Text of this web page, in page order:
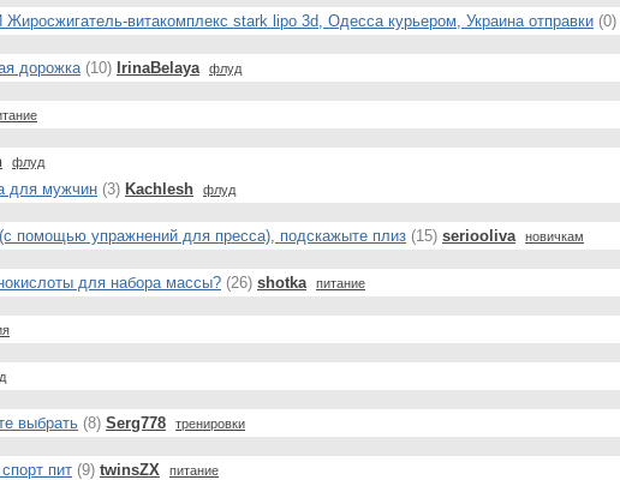
витакомплекс stark lipo 3d, Одесса курьером, Украина отправки (0)
дорожка (10) IrinaBelaya
флуд
флуд
для мужчин (3) Kachlesh
флуд
помощью упражнений для пресса), подскажыте плиз (15) seriooliva
новичкам
для набора массы? (26) shotka
питание
выбрать (8) Serg778
тренировки
пит (9) twinsZX
питание